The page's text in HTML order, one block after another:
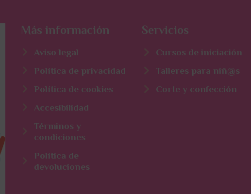
Más información
Aviso legal
Política de privacidad
Política de cookies
Accesibilidad
Términos y
condiciones
Política de
devoluciones
Servicios
Cursos de iniciación
Talleres para niñ@s
Corte y confección